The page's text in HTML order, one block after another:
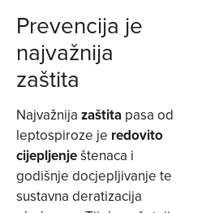
Prevencija je
najvažnija
zaštita
Najvažnija zaštita pasa od
leptospiroze je redovito
cijepljenještenaca i
godišnje docjepljivanje te
sustavna deratizacija